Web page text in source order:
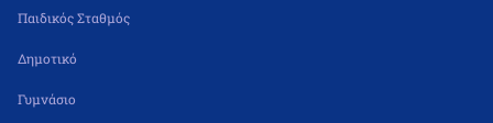
Παιδικός Σταθμός
Δημοτικό
Γυμνάσιο